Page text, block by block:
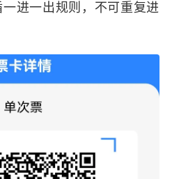
进一出规则，不可重复进